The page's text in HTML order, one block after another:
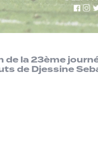
de la 23ème
de Djessine